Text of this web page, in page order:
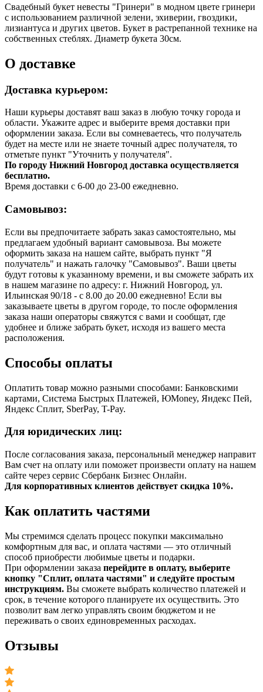
Свадебный букет невесты "Гринери" в модном цвете гринери
с использованием различной зелени, эхиверии, гвоздики,
лизиантуса и других цветов. Букет в растрепанной технике на
собственных стеблях. Диаметр букета 30см.
О доставке
Доставка курьером:
Наши курьеры доставят ваш заказ в любую точку города и
области. Укажите адрес и выберите время доставки при
оформлении заказа. Если вы сомневаетесь, что получатель
будет на месте или не знаете точный адрес получателя, то
отметьте пункт "Уточнить у получателя".
По городу Нижний Новгород доставка осуществляется
бесплатно.
Время доставки с 6-00 до 23-00 ежедневно.
Самовывоз:
Если вы предпочитаете забрать заказ самостоятельно, мы
предлагаем удобный вариант самовывоза. Вы можете
оформить заказа на нашем сайте, выбрать пункт "Я
получатель" и нажать галочку "Самовывоз". Ваши цветы
будут готовы к указанному времени, и вы сможете забрать их
в нашем магазине по адресу: г. Нижний Новгород, ул.
Ильинская 90/18 - с 8.00 до 20.00 ежедневно! Если вы
заказываете цветы в другом городе, то после оформления
заказа наши операторы свяжутся с вами и сообщат, где
удобнее и ближе забрать букет, исходя из вашего места
расположения.
Способы оплаты
Оплатить товар можно разными способами: Банковскими
картами, Система Быстрых Платежей, ЮMoney, Яндекс Пей,
Яндекс Сплит, SberPay, T-Pay.
Для юридических лиц:
После согласования заказа, персональный менеджер направит
Вам счет на оплату или поможет произвести оплату на нашем
сайте через сервис Сбербанк Бизнес Онлайн.
Для корпоративных клиентов действует скидка 10%.
Как оплатить частями
Мы стремимся сделать процесс покупки максимально
комфортным для вас, и оплата частями — это отличный
способ приобрести любимые цветы и подарки.
При оформлении заказа перейдите в оплату, выберите
кнопку "Сплит, оплата частями" и следуйте простым
инструкциям. Вы сможете выбрать количество платежей и
срок, в течение которого планируете их осуществить. Это
позволит вам легко управлять своим бюджетом и не
переживать о своих единовременных расходах.
Отзывы